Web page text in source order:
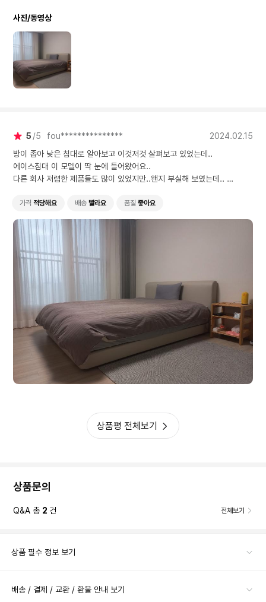
사진/동영상
5 5 fou***************
2024.02.15
방이 좁아 낮은 침대로 알아보고 이것저것 살펴보고 있었는데..
에이스침대 이 모델이 딱 눈에 들어왔어요..
다른 회사 저렴한 제품들도 많이 있었지만..왠지 부실해 보였는데..
무엇보다 디자인이 심플하면서 맘에 들었어요..
집안 커튼이랑 러그랑 조화가 잘되서 너무 좋았어요..
메트리스도 정말 편안하고 좋은데..
전체적으로 마음에 꼭 들어서인지 잠도 잘들고,,
일어나서도 전보다 더 좋은 컨디션 느낌이예요..
기사님꼐서 여러가지 설명도 해주셨는데..
메트리스를 바꿔가면서 사용하는것이 좋기도 하고 오래 사용할 수 있다고
하셔서..
여름 무렵에는 뒤집어서 좀더 하드한 방향으로 사용해 볼려고 해요..
지금까지 한 20일 정도 사용했는데..
지금까지는 '너무 좋다'..입니다..
가격 적당해요 배송 빨라요 품질 좋아요
상품평 전체보기
상품문의
Q&A 총 2 건 전체보기
상품 필수 정보 보기
배송 / 결제 / 교환 / 환불 안내 보기